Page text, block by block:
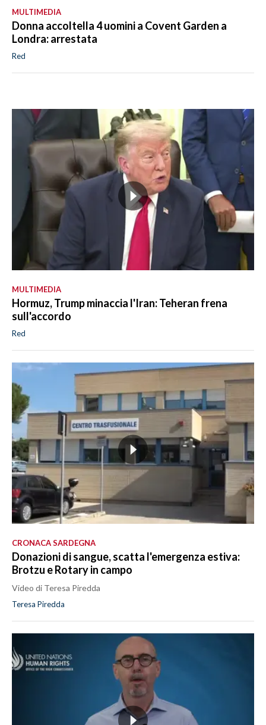
MULTIMEDIA
Donna accoltella 4 uomini a Covent Garden a
Londra: arrestata
Red
MULTIMEDIA
Hormuz, Trump minaccia l'Iran: Teheran frena
sull'accordo
Red
CRONACA SARDEGNA
Donazioni di sangue, scatta l'emergenza estiva:
Brotzu e Rotary in campo
Video di Teresa Piredda
Teresa Piredda